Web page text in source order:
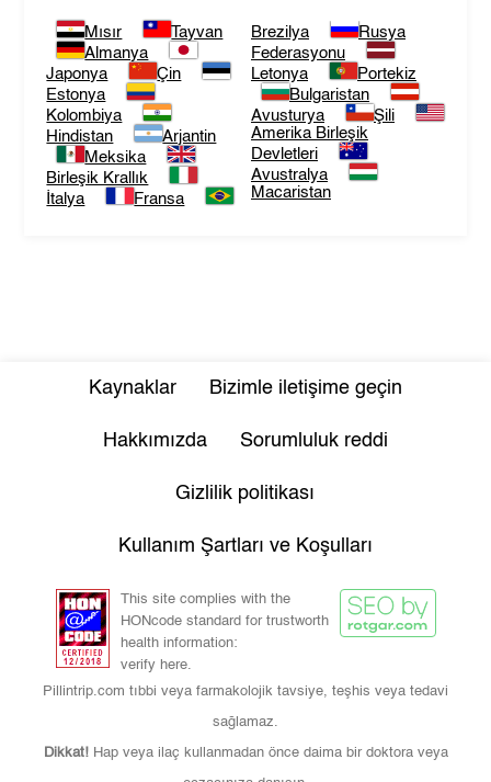
Mısır
Tayvan
Almanya
Japonya
Çin
Estonya
Kolombiya
Hindistan
Arjantin
Meksika
Birleşik Krallık
İtalya
Fransa
Brezilya
Rusya
Federasyonu
Letonya
Portekiz
Bulgaristan
Avusturya
Şili
Amerika Birleşik
Devletleri
Avustralya
Macaristan
Kaynaklar Bizimle iletişime geçin
Hakkımızda Sorumluluk reddi
Gizlilik politikası
Kullanım Şartları ve Koşulları
This site complies with the
HONcode standard for trustworth
health information:
verify here.
Pillintrip.com tıbbi veya farmakolojik tavsiye, teşhis veya tedavi
sağlamaz.
Dikkat! Hap veya ilaç kullanmadan önce daima bir doktora veya